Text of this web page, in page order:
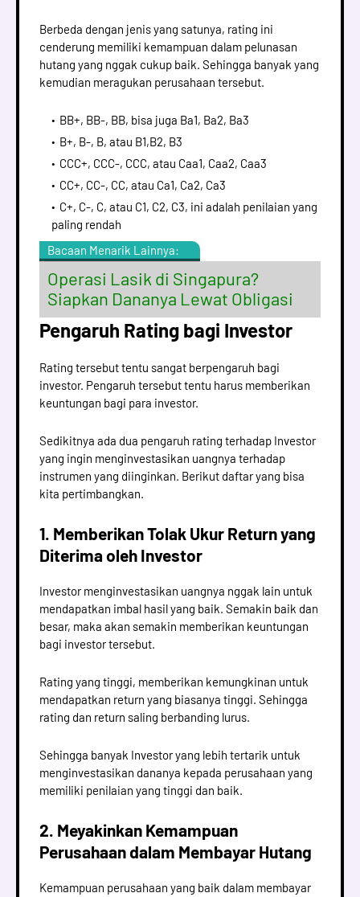
Berbeda dengan jenis yang satunya, rating ini
cenderung memiliki kemampuan dalam pelunasan
hutang yang nggak cukup baik. Sehingga banyak yang
kemudian meragukan perusahaan tersebut.
BB+, BB-, BB, bisa juga Ba1, Ba2, Ba3
B+, B-, B, atau B1,B2, B3
CCC+, CCC-, CCC, atau Caa1, Caa2, Caa3
CC+, CC-, CC, atau Ca1, Ca2, Ca3
C+, C-, C, atau C1, C2, C3, ini adalah penilaian yang
paling rendah
Bacaan Menarik Lainnya:
Operasi Lasik di Singapura?
Siapkan Dananya Lewat Obligasi
Pengaruh Rating bagi Investor
Rating tersebut tentu sangat berpengaruh bagi
investor. Pengaruh tersebut tentu harus memberikan
keuntungan bagi para investor.
Sedikitnya ada dua pengaruh rating terhadap Investor
yang ingin menginvestasikan uangnya terhadap
instrumen yang diinginkan. Berikut daftar yang bisa
kita pertimbangkan.
1. Memberikan Tolak Ukur Return yang
Diterima oleh Investor
Investor menginvestasikan uangnya nggak lain untuk
mendapatkan imbal hasil yang baik. Semakin baik dan
besar, maka akan semakin memberikan keuntungan
bagi investor tersebut.
Rating yang tinggi, memberikan kemungkinan untuk
mendapatkan return yang biasanya tinggi. Sehingga
rating dan return saling berbanding lurus.
Sehingga banyak Investor yang lebih tertarik untuk
menginvestasikan dananya kepada perusahaan yang
memiliki penilaian yang tinggi dan baik.
2. Meyakinkan Kemampuan
Perusahaan dalam Membayar Hutang
Kemampuan perusahaan yang baik dalam membayar